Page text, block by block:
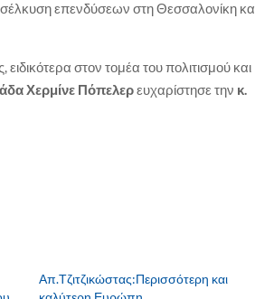
επενδύσεων στη Θεσσαλονίκη
στον τομέα του πολιτισμού και
Χερμίνε Πόπελερευχαρίστησε την κ.
Απ.Τζιτζικώστας:Περισσότερη και